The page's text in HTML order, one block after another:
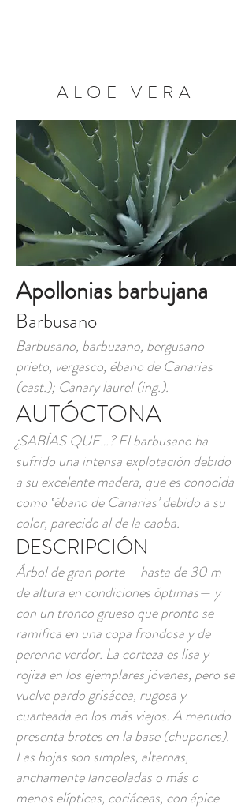
ALOE VERA
Apollonias barbujana
Barbusano
Barbusano, barbuzano, bergusano
prieto, vergasco, ébano de Canarias
(cast.); Canary laurel (ing.).
AUTÓCTONA
¿SABÍAS QUE…? El barbusano ha
sufrido una intensa explotación debido
a su excelente madera, que es conocida
como ‛ébano de Canarias’ debido a su
color, parecido al de la caoba.
DESCRIPCIÓN
Árbol de gran porte —hasta de 30 m
de altura en condiciones óptimas— y
con un tronco grueso que pronto se
ramifica en una copa frondosa y de
perenne verdor. La corteza es lisa y
rojiza en los ejemplares jóvenes, pero se
vuelve pardo grisácea, rugosa y
cuarteada en los más viejos. A menudo
presenta brotes en la base (chupones).
Las hojas son simples, alternas,
anchamente lanceoladas o más o
menos elípticas, coriáceas, con ápice